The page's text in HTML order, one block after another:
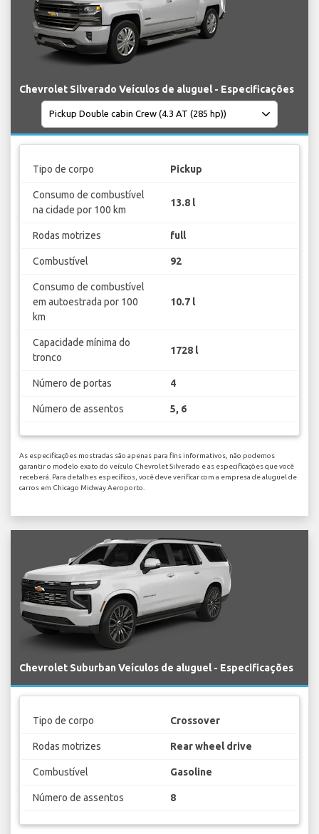
Chevrolet Silverado Veículos de aluguel - Especificações
Tipo de corpo Pickup
Consumo de combustível
na cidade por 100 km
13.8 l
Rodas motrizes full
Combustível 92
Consumo de combustível
em autoestrada por 100
km
10.7 l
Capacidade mínima do
tronco
1728 l
Número de portas 4
Número de assentos 5, 6
As especificações mostradas são apenas para fins informativos, não podemos
garantir o modelo exato do veículo Chevrolet Silverado e as especificações que você
receberá. Para detalhes específicos, você deve verificar com a empresa de aluguel de
carros em Chicago Midway Aeroporto.
Chevrolet Suburban Veículos de aluguel - Especificações
Tipo de corpo Crossover
Rodas motrizes Rear wheel drive
Combustível Gasoline
Número de assentos 8